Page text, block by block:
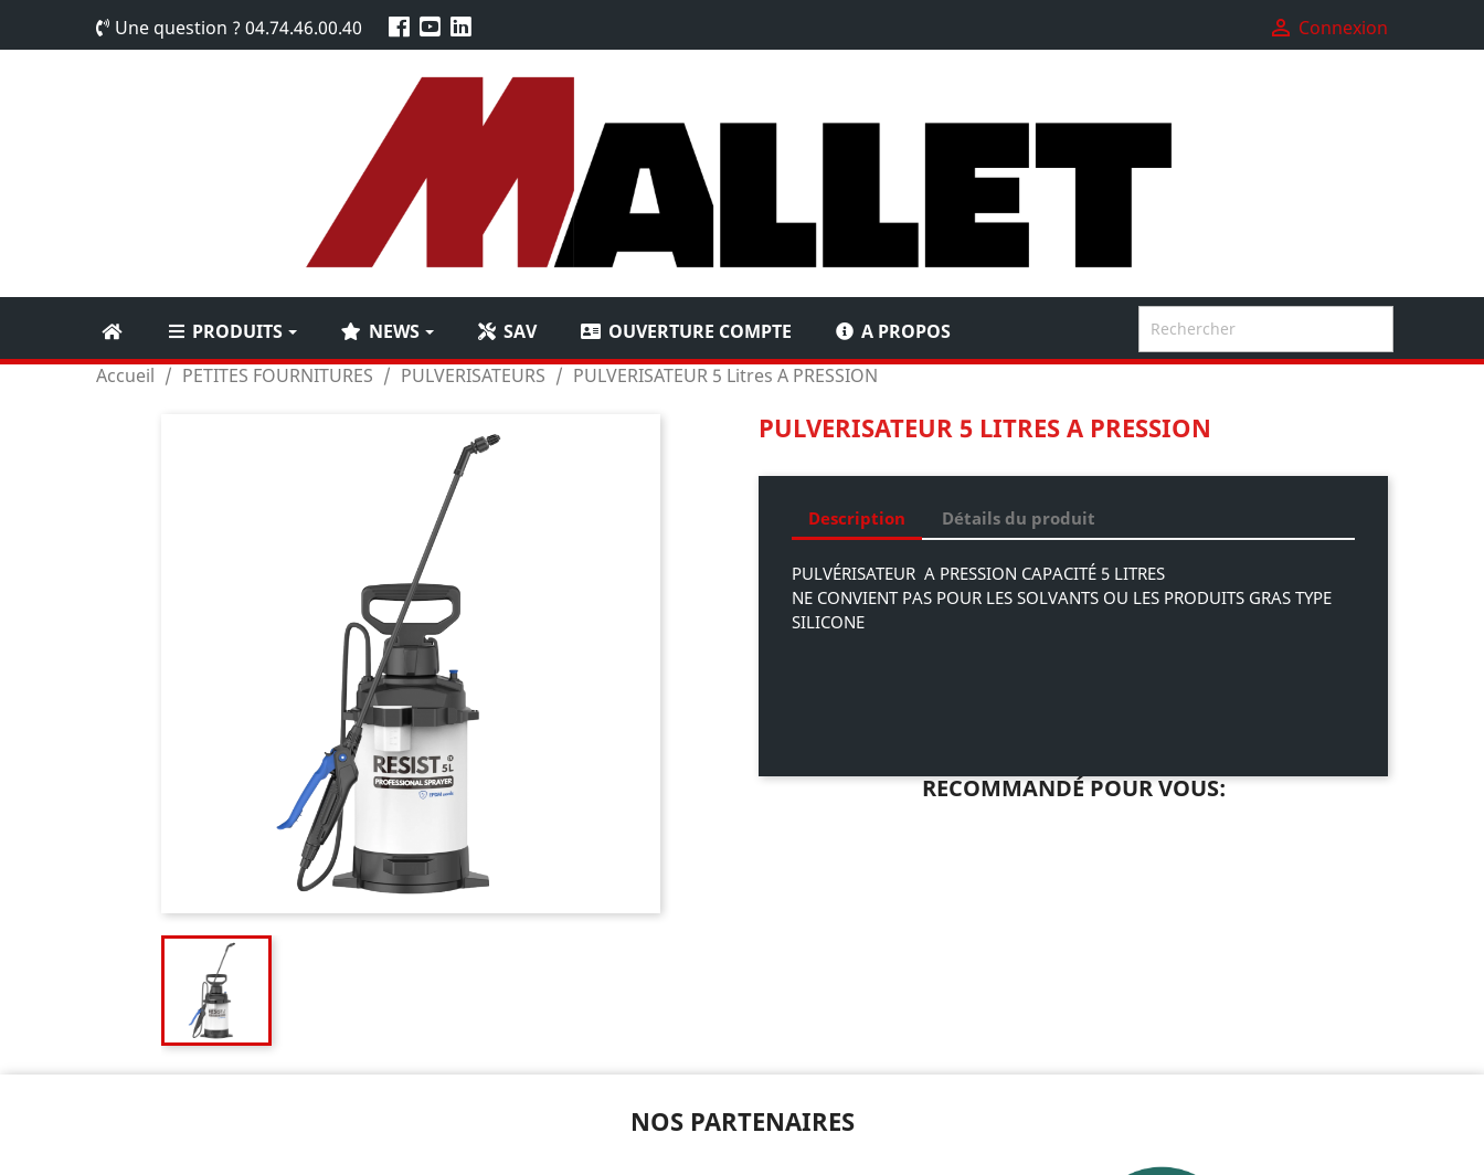
Une question ? 04.74.46.00.40  Connexion
PRODUITS NEWS SAV OUVERTURE COMPTE A PROPOS
Accueil PETITES FOURNITURES PULVERISATEURS PULVERISATEUR 5 Litres A PRESSION
PULVERISATEUR 5 LITRES A PRESSION
Description Détails du produit
PULVÉRISATEUR A PRESSION CAPACITÉ 5 LITRES
NE CONVIENT PAS POUR LES SOLVANTS OU LES PRODUITS GRAS TYPE
SILICONE
RECOMMANDÉ POUR VOUS:
NOS PARTENAIRES